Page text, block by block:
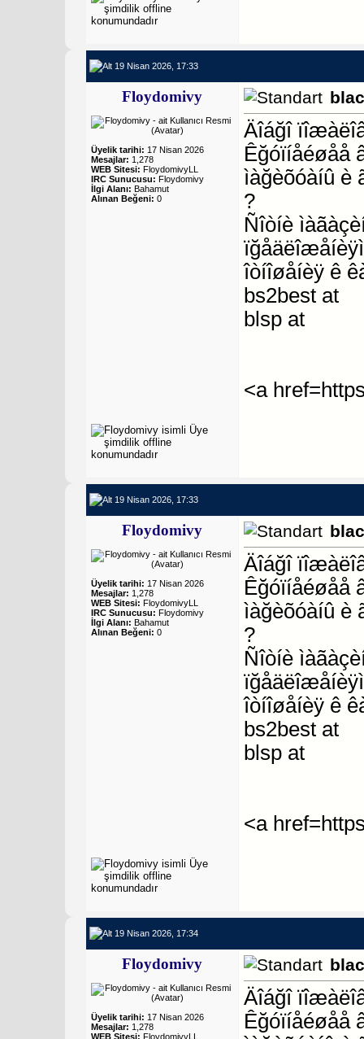
19 Nisan 2026, 17:33
Floydomivy
Üyelik tarihi: 17 Nisan 2026
Mesajlar: 1,278
WEB Sitesi: FloydomivyLL
IRC Sunucusu: Floydomivy
İlgi Alanı: Bahamut
Alınan Beğeni: 0
Äîáğî
Êğóïíåéøåå
ìàğèõóàíû è
?
Ñîòíè
îòíîøåíèÿ ê
bs2best at
blsp at
<a
19 Nisan 2026, 17:33
Floydomivy
Üyelik tarihi: 17 Nisan 2026
Mesajlar: 1,278
WEB Sitesi: FloydomivyLL
IRC Sunucusu: Floydomivy
İlgi Alanı: Bahamut
Alınan Beğeni: 0
Äîáğî
Êğóïíåéøåå
ìàğèõóàíû è
?
Ñîòíè
îòíîøåíèÿ ê
bs2best at
blsp at
<a
19 Nisan 2026, 17:34
Floydomivy
Üyelik tarihi: 17 Nisan 2026
Mesajlar: 1,278
WEB Sitesi: FloydomivyLL
Äîáğî
Êğóïíåéøåå